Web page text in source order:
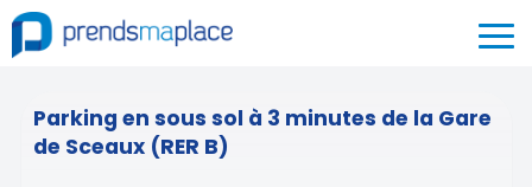
Parking en sous sol à 3 minutes de la Gare
de Sceaux (RER B)